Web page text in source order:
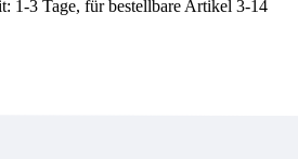
1-3 Tage, für bestellbare Artikel 3-14